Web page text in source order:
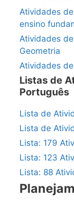
Atividades
ensino
Atividades
Geometria
Atividades
Listas de
Português
Lista de
Lista de
Lista: 179
Lista: 123
Lista: 88